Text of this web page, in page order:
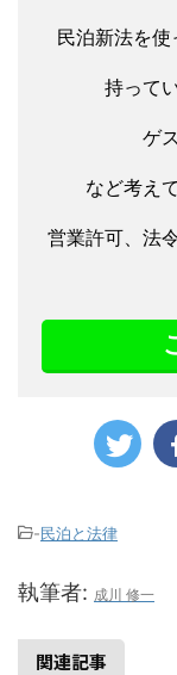
民泊新法を使
持って
ゲ
など考え
営業許可、法
-民泊と法律
執筆者: 成川 修一
関連記事